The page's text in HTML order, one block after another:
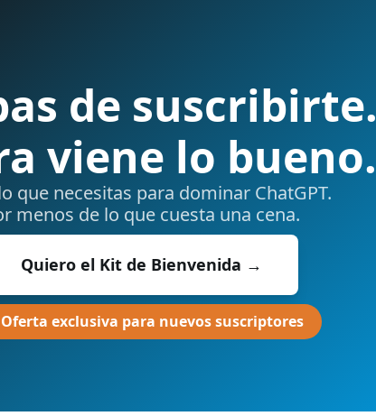
de suscribirte.
viene lo bueno.
que necesitas para dominar ChatGPT.
menos de lo que cuesta una cena.
Quiero el Kit de Bienvenida →
exclusiva para nuevos suscriptores